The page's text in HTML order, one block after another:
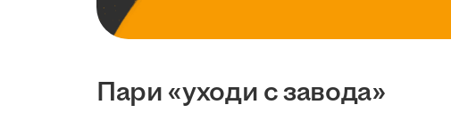
Пари «уходи с завода»